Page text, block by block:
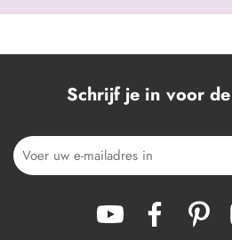
Schrijf je in voor